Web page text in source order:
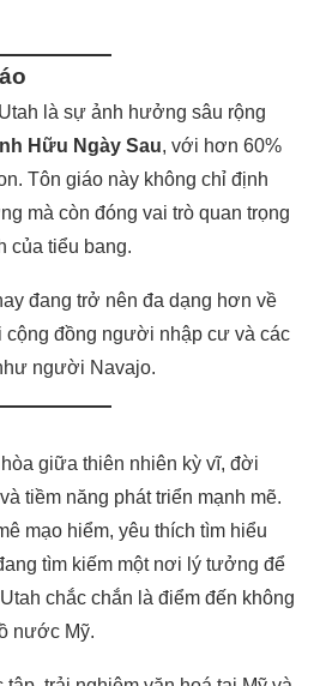
là sự ảnh hưởng sâu rộng
Hữu Ngày Sau, với hơn 60%
Tôn giáo này không chỉ định
mà còn đóng vai trò quan trọng
của tiểu bang.
đang trở nên đa dạng hơn về
cộng đồng người nhập cư và các
người Navajo.
giữa thiên nhiên kỳ vĩ, đời
tiềm năng phát triển mạnh mẽ.
mạo hiểm, yêu thích tìm hiểu
tìm kiếm một nơi lý tưởng để
chắc chắn là điểm đến không
nước Mỹ.